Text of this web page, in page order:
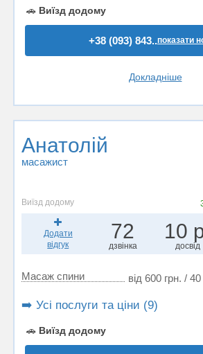
🚗 Виїзд додому
+38 (093) 843..показати
Докладніше
Анатолій
масажист
Виїзд додому
Додати
відгук
72
дзвінка
10
досвід
Масаж спини від 600 грн. /
➡️ Усі послуги та ціни (9)
🚗 Виїзд додому